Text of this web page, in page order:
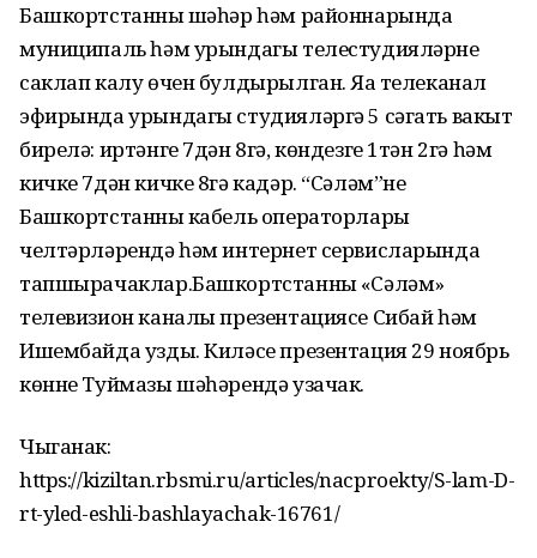
Башкортстанның шәһәр һәм районнарында
муниципаль һәм урындагы телестудияләрне
саклап калу өчен булдырылган. Яңа телеканал
эфирында урындагы студияләргә 5 сәгать вакыт
бирелә: иртәнге 7дән 8гә, көндезге 1тән 2гә һәм
кичке 7дән кичке 8гә кадәр. “Сәләм”не
Башкортстанның кабель операторлары
челтәрләрендә һәм интернет сервисларында
тапшырачаклар.Башкортстанның «Сәләм»
телевизион каналы презентациясе Сибай һәм
Ишембайда узды. Киләсе презентация 29 ноябрь
көнне Туймазы шәһәрендә узачак.
Чыганак:
https://kiziltan.rbsmi.ru/articles/nacproekty/S-lam-D-
rt-yled-eshli-bashlayachak-16761/